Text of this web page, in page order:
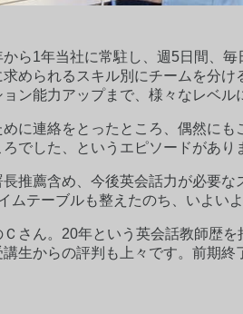
ら1年当社に常駐し、週5日間、
められるスキル別にチームを分
ン能力アップまで、様々なレベ
に連絡をとったところ、偶然に
でした、というエピソードがあり
推薦含め、今後英会話力が必要
テーブルも整えたのち、いよい
さん。20年という英会話教師歴
生からの評判も上々です。前期